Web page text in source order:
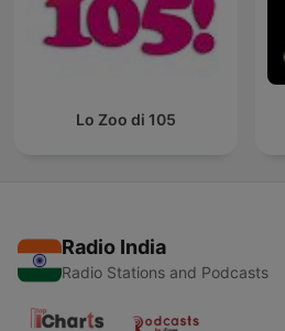
Lo Zoo di 105
Radio India
Radio Stations and Podcasts